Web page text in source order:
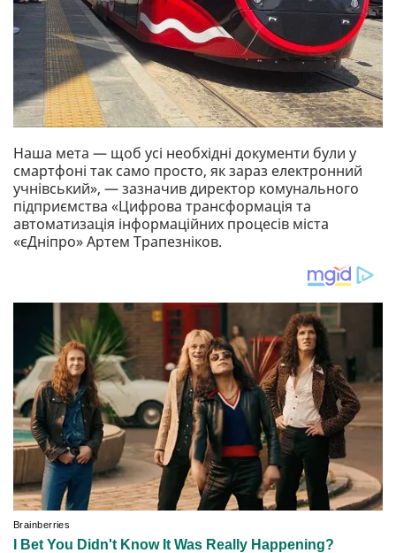
Наша мета — щоб усі необхідні документи були у
смартфоні так само просто, як зараз електронний
учнівський», — зазначив директор комунального
підприємства «Цифрова трансформація та
автоматизація інформаційних процесів міста
«єДніпро» Артем Трапезніков.